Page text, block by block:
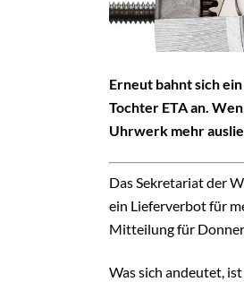
Erneut bahnt sich
Tochter ETA an.
Uhrwerk mehr
Das Sekretariat der
ein Lieferverbot für
Mitteilung für
Was sich andeutet,